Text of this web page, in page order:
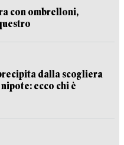
con ombrelloni,
dalla scogliera
ecco chi è